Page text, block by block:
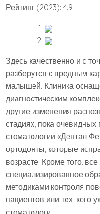
Рейтинг (2023): 4.9
Здесь качественно и с
разберутся с вредным
малышей. Клиника
диагностическим
другие изменения
стадиях, пока очевидных
стоматологии «Дентал
ортодонты, которые
возрасте. Кроме того,
специализированное
методиками контроля
пациентов или тех, кого
стоматологи.